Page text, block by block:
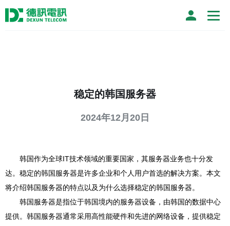
稳定的韩国服务器
2024年12月20日
韩国作为全球IT技术领域的重要国家，其服务器业务也十分发
达。稳定的韩国服务器是许多企业和个人用户首选的解决方案。本文
将介绍韩国服务器的特点以及为什么选择稳定的韩国服务器。
韩国服务器是指位于韩国境内的服务器设备，由韩国的数据中心
提供。韩国服务器通常采用高性能硬件和先进的网络设备，提供稳定